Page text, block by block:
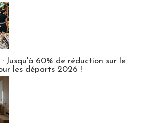
Jusqu'à 60% de réduction sur le
les départs 2026 !